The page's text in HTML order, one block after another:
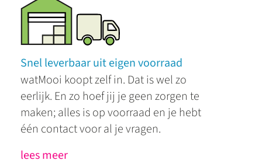
Snel leverbaar uit eigen voorraad
watMooi koopt zelf in. Dat is wel zo
eerlijk. En zo hoef jij je geen zorgen te
maken; alles is op voorraad en je hebt
één contact voor al je vragen.
lees meer